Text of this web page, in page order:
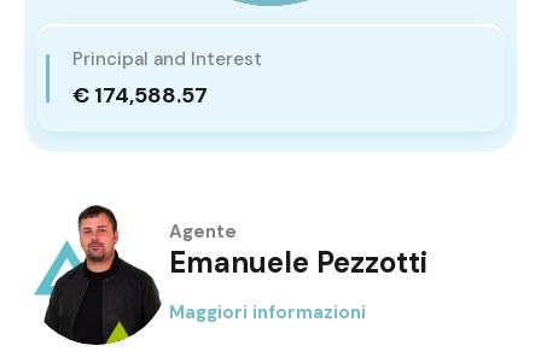
Principal and Interest
€ 174,588.57
Agente
Emanuele Pezzotti
Maggiori informazioni